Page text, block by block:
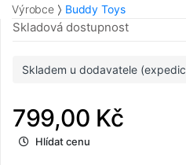
Výrobce Buddy Toys
Skladová dostupnost
Skladem u dodavatele
799,00 Kč
Hlídat cenu